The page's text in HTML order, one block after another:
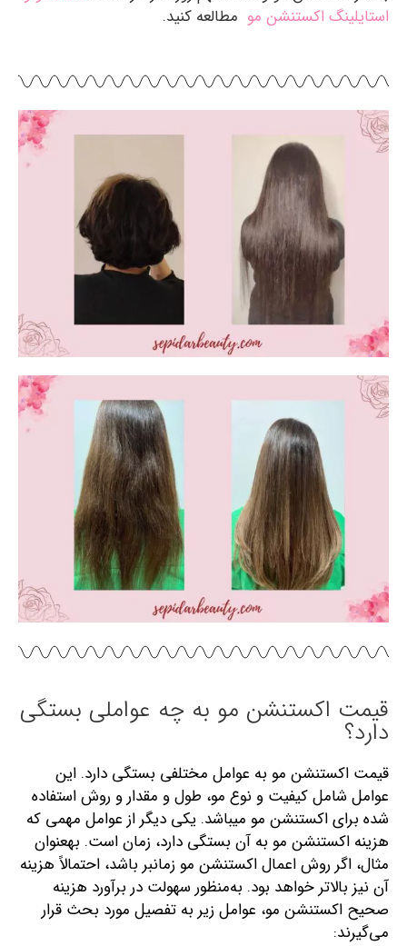
استایلینگ اکستنشن مو مطالعه کنید.
قیمت اکستنشن مو به چه عواملی بستگی
دارد؟
قیمت اکستنشن مو به عوامل مختلفی بستگی دارد. این
عوامل شامل کیفیت و نوع مو، طول و مقدار و روش استفاده
شده برای اکستنشن مو می‎باشد. یکی دیگر از عوامل مهمی که
هزینه اکستنشن مو به آن بستگی دارد، زمان است. به‎عنوان
مثال، اگر روش اعمال اکستنشن مو زمان‎بر باشد، احتمالاً هزینه
آن نیز بالاتر خواهد بود. به‌‎منظور سهولت در برآورد هزینه
صحیح اکستنشن مو، عوامل زیر به تفصیل مورد بحث قرار
می‌گیرند: